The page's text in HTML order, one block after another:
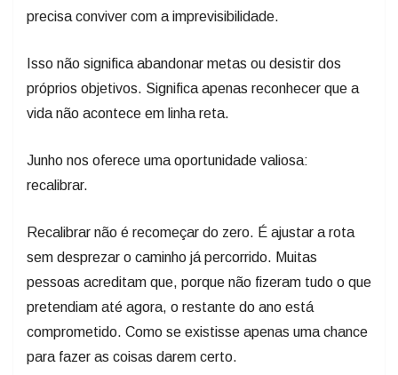
precisa conviver com a imprevisibilidade.
Isso não significa abandonar metas ou desistir dos
próprios objetivos. Significa apenas reconhecer que a
vida não acontece em linha reta.
Junho nos oferece uma oportunidade valiosa:
recalibrar.
Recalibrar não é recomeçar do zero. É ajustar a rota
sem desprezar o caminho já percorrido. Muitas
pessoas acreditam que, porque não fizeram tudo o que
pretendiam até agora, o restante do ano está
comprometido. Como se existisse apenas uma chance
para fazer as coisas darem certo.